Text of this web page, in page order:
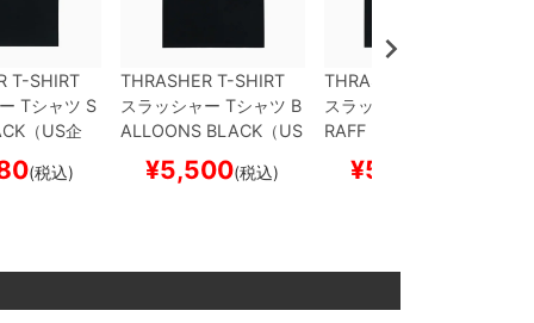
T-SHIRT
Tシャツ S
（US企
ボード ス
(税込)
THRASHER T-SHIRT
スラッシャー Tシャツ B
ALLOONSBLACK（US
企画）スケートボード
スケボー
¥5,500(税込)
THRASHER T-SHIRT
スラッシャー
RAFF
画） スケートボード ス
ケボー
¥5,500